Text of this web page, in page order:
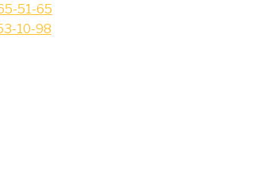
51-65
10-98